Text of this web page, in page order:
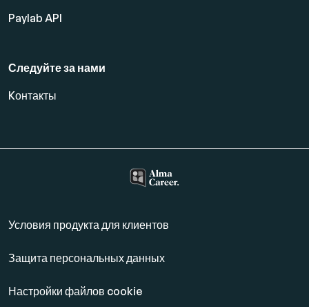
Paylab API
Следуйте за нами
Kонтакты
Условия продукта для клиентов
Защита персональных данных
Настройки файлов cookie